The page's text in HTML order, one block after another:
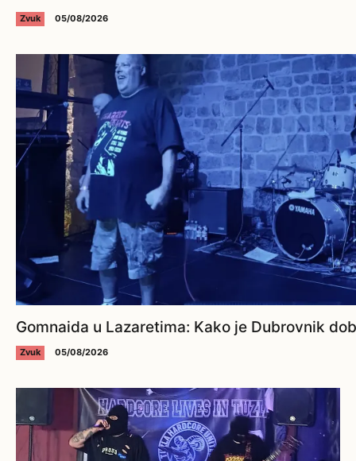
Zvuk 05/08/2026
Gomnaida u Lazaretima: Kako je Dubrovnik
Zvuk 05/08/2026